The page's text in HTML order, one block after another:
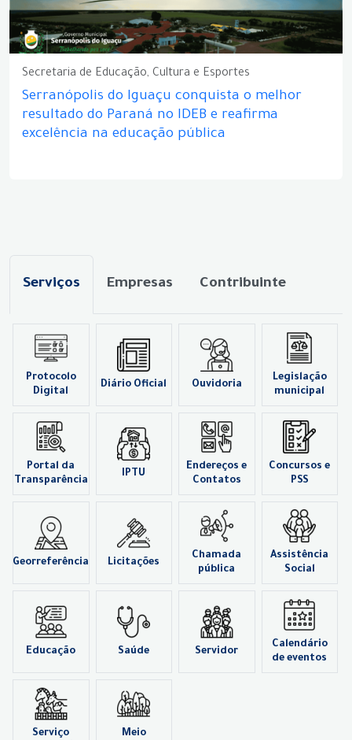
Secretaria de Educação, Cultura e Esportes
Serranópolis do Iguaçu conquista o melhor
resultado do Paraná no IDEB e reafirma
excelência na educação pública
Serviços Empresas Contribuinte
Protocolo
Digital
Diário Oficial Ouvidoria
Legislação
municipal
Portal da
Transparência
IPTU
Endereços e
Contatos
Concursos e
PSS
Georreferência Licitações
Chamada
pública
Assistência
Social
Educação Saúde Servidor
Calendário
de eventos
Serviço
Meio